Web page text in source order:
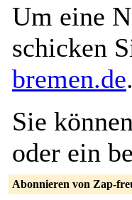
Um eine
schicken
bremen.de.
Sie
oder ein
Abonnieren von Zap-